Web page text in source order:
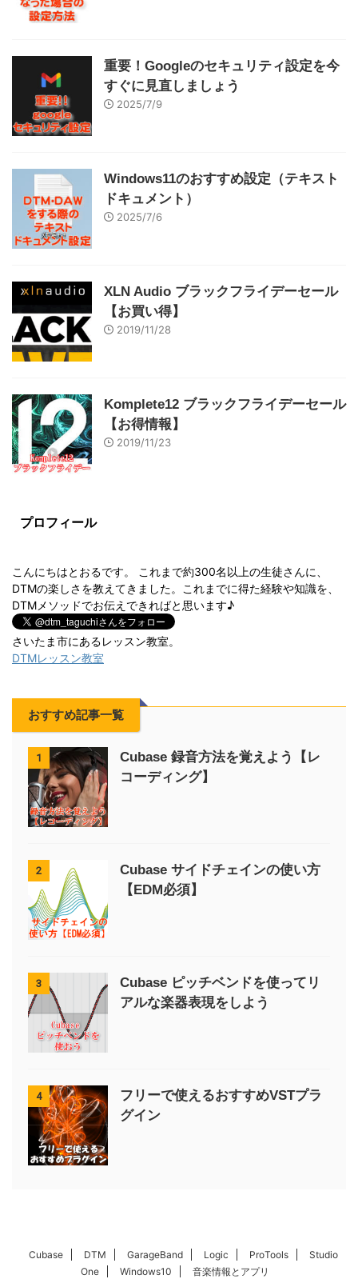
重要！Googleのセキュリティ設定を今
すぐに見直しましょう
2025/7/9
Windows11のおすすめ設定（テキスト
ドキュメント）
2025/7/6
XLN Audio ブラックフライデーセール
【お買い得】
2019/11/28
Komplete12 ブラックフライデーセール
【お得情報】
2019/11/23
プロフィール
こんにちはとおるです。 これまで約300名以上の生徒さんに、
DTMの楽しさを教えてきました。これまでに得た経験や知識を、
DTMメソッドでお伝えできればと思います♪
さいたま市にあるレッスン教室。
DTMレッスン教室
おすすめ記事一覧
1
Cubase 録音方法を覚えよう【レ
コーディング】
2
Cubase サイドチェインの使い方
【EDM必須】
3
Cubase ピッチベンドを使ってリ
アルな楽器表現をしよう
4
フリーで使えるおすすめVSTプラ
グイン
Cubase DTM GarageBand Logic ProTools
Studio
One
Windows10 音楽情報とアプリ